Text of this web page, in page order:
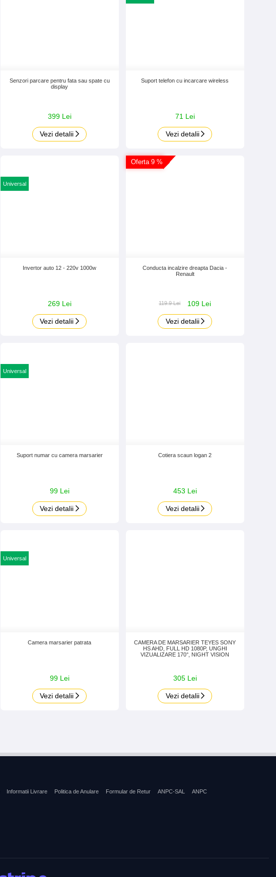
Senzori parcare pentru fata sau spate cu
display
399 Lei
Vezi detalii
Suport telefon cu incarcare wireless
71 Lei
Vezi detalii
Universal
Invertor auto 12 - 220v 1000w
269 Lei
Vezi detalii
Oferta 9 %
Conducta incalzire dreapta Dacia -
Renault
119.9 Lei 109 Lei
Vezi detalii
Universal
Suport numar cu camera marsarier
99 Lei
Vezi detalii
Cotiera scaun logan 2
453 Lei
Vezi detalii
Universal
Camera marsarier patrata
99 Lei
Vezi detalii
CAMERA DE MARSARIER TEYES SONY
HS AHD, FULL HD 1080P, UNGHI
VIZUALIZARE 170°, NIGHT VISION
305 Lei
Vezi detalii
Informatii Livrare Politica de Anulare Formular de Retur ANPC-SAL ANPC